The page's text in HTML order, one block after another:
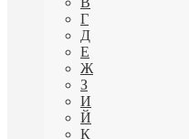
Г
Д
Е
Ж
З
И
Й
К